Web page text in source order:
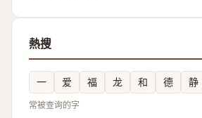
熱搜
一 爱 福 龙 和 德 静
常被查询的字